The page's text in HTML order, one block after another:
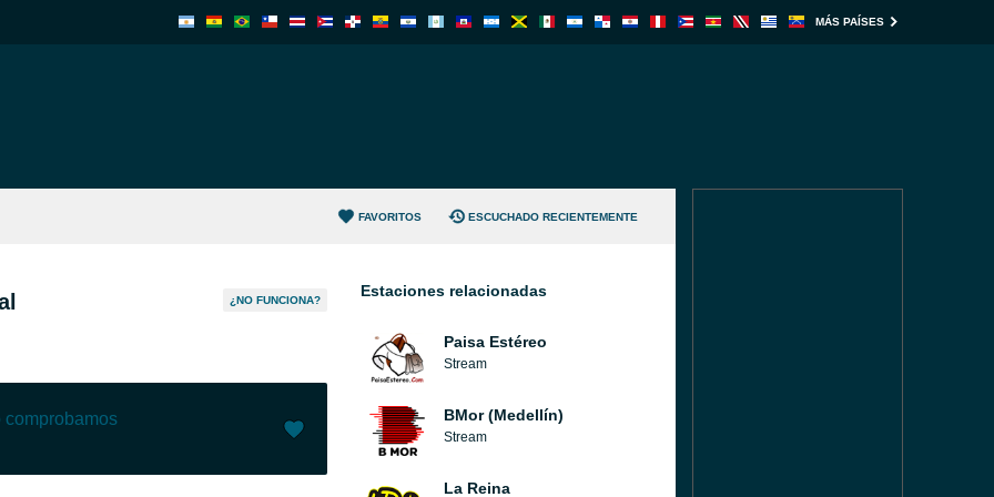
MÁS PAÍSES
FAVORITOS ESCUCHADO RECIENTEMENTE
¿NO FUNCIONA?
comprobamos
Estaciones relacionadas
Paisa Estéreo
Stream
BMor (Medellín)
Stream
La Reina